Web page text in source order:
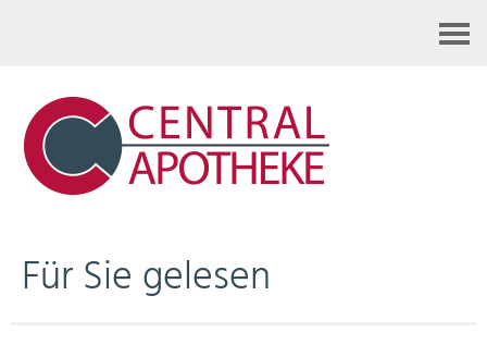
Für Sie gelesen